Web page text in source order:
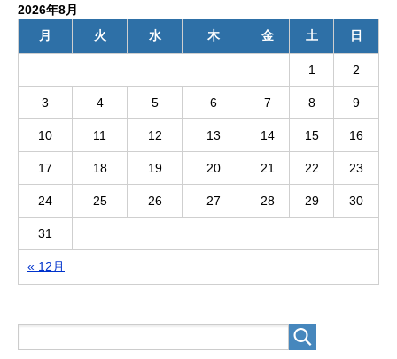
2026年8月
月
火 水 木 金 土 日
« 12月
1 2
3 4 5 6 7 8 9
10 11 12 13 14 15 16
17 18 19 20 21 22 23
24 25 26 27 28 29 30
31